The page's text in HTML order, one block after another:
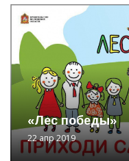
«Лес победы»
22 апр 2019